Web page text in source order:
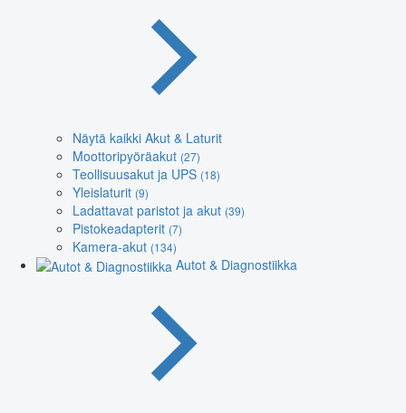
Näytä kaikki Akut & Laturit
Moottoripyöräakut (27)
Teollisuusakut ja UPS (18)
Yleislaturit (9)
Ladattavat paristot ja akut (39)
Pistokeadapterit (7)
Kamera-akut (134)
Autot & Diagnostiikka